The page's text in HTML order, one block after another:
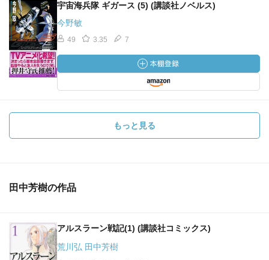
宇宙海兵隊 ギガース (5) (講談社ノベルス)
今野敏
49 3.35 7
もっと見る
田中芳樹の作品
アルスラーン戦記(1) (講談社コミックス)
荒川弘 田中芳樹